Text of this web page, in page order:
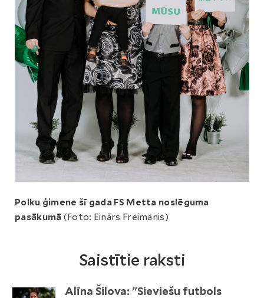
Polku ģimene šī gada FS Metta noslēguma
pasākumā (Foto: Einārs Freimanis)
Saistītie raksti
Alīna Šilova: "Sieviešu futbols